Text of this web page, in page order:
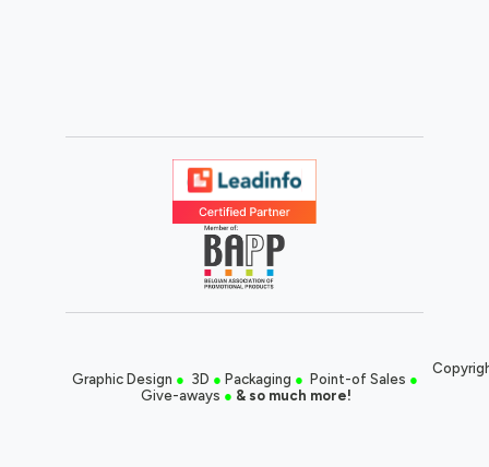
Graphic Design ● 3D ● Packaging ● Point-of Sales ●
Give-aways ● & so much more!